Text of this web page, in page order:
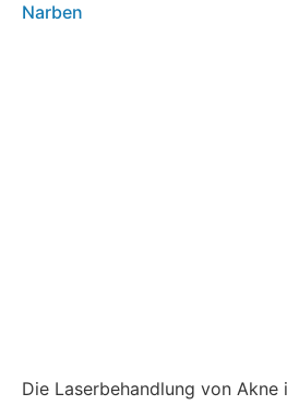
Narben
Die Laserbehandlung von